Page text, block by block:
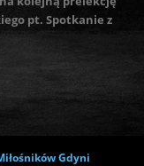
pt. Spotkanie z
Gdyni